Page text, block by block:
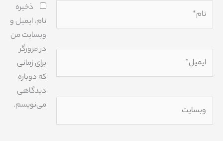
نام*
ذخیره
نام، ایمیل و
وبسایت من
در مرورگر
برای زمانی
که دوباره
دیدگاهی
می‌نویسم.